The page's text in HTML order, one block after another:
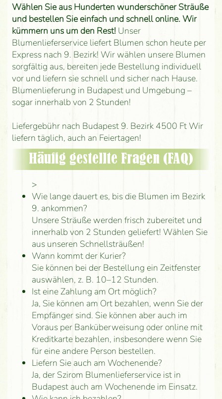
Wählen Sie aus Hunderten wunderschöner Sträuße
und bestellen Sie einfach und schnell online. Wir
kümmern uns um den Rest!Unser
Blumenlieferservice liefert Blumen schon heute per
Express nach 9. Bezirk! Wir wählen unsere Blumen
sorgfältig aus, bereiten jede Bestellung individuell
vor und liefern sie schnell und sicher nach Hause.
Blumenlieferung in Budapest und Umgebung –
sogar innerhalb von 2 Stunden!
Liefergebühr nach Budapest 9. Bezirk 4500 Ft Wir
liefern täglich, auch an Feiertagen!
Häufig gestellte Fragen (FAQ)
>
Wie lange dauert es, bis die Blumen im Bezirk
9. ankommen?
Unsere Sträuße werden frisch zubereitet und
innerhalb von 2 Stunden geliefert! Wählen Sie
aus unseren Schnellsträußen!
Wann kommt der Kurier?
Sie können bei der Bestellung ein Zeitfenster
auswählen, z. B. 10–12 Stunden.
Ist eine Zahlung am Ort möglich?
Ja, Sie können am Ort bezahlen, wenn Sie der
Empfänger sind. Sie können aber auch im
Voraus per Banküberweisung oder online mit
Kreditkarte bezahlen, insbesondere wenn Sie
für eine andere Person bestellen.
Liefern Sie auch am Wochenende?
Ja, der Szirom Blumenlieferservice ist in
Budapest auch am Wochenende im Einsatz.